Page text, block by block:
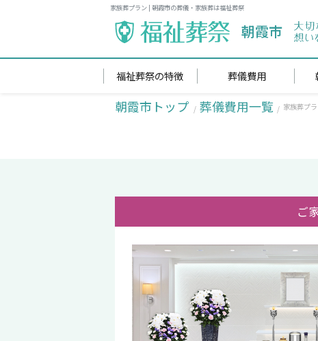
家族葬プラン | 朝霞市の葬儀・家族葬は福祉葬祭
朝霞市
福祉葬祭の特徴 葬儀費用
朝霞市トップ 葬儀費用一覧 家族葬プ
ご